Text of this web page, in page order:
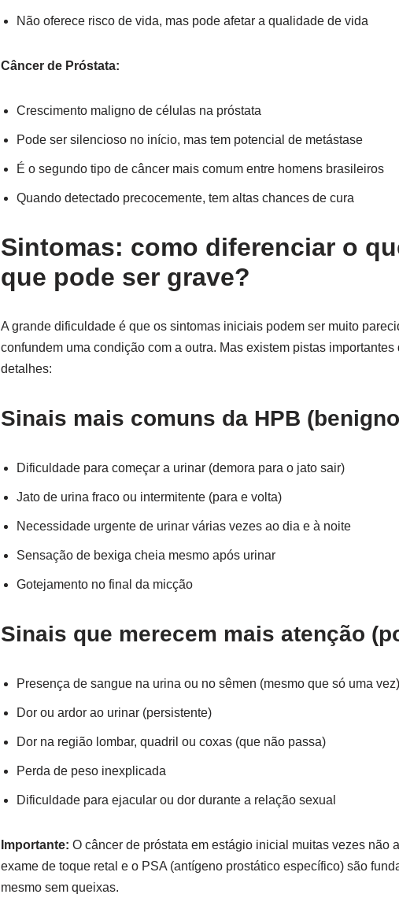
Não oferece risco de vida, mas pode afetar a qualidade de vida
Câncer de Próstata:
Crescimento maligno de células na próstata
Pode ser silencioso no início, mas tem potencial de metástase
É o segundo tipo de câncer mais comum entre homens brasileiros
Quando detectado precocemente, tem altas chances de cura
Sintomas: como diferenciar o
que pode ser grave?
A grande dificuldade é que os sintomas iniciais podem ser muito
confundem uma condição com a outra. Mas existem pistas
detalhes:
Sinais mais comuns da HPB
Dificuldade para começar a urinar (demora para o jato sair)
Jato de urina fraco ou intermitente (para e volta)
Necessidade urgente de urinar várias vezes ao dia e à noite
Sensação de bexiga cheia mesmo após urinar
Gotejamento no final da micção
Sinais que merecem mais atenção
Presença de sangue na urina ou no sêmen (mesmo que só uma vez)
Dor ou ardor ao urinar (persistente)
Dor na região lombar, quadril ou coxas (que não passa)
Perda de peso inexplicada
Dificuldade para ejacular ou dor durante a relação sexual
Importante: O câncer de próstata em estágio inicial muitas vezes não
exame de toque retal e o PSA (antígeno prostático específico) são
mesmo sem queixas.